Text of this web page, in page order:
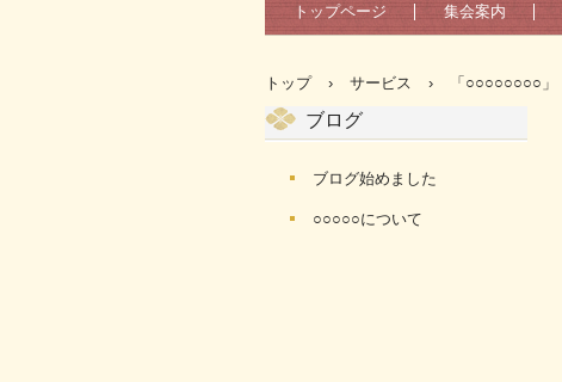
トップページ 集会案内
トップ › サービス › 「○○○○○○○○」
ブログ
ブログ始めました
○○○○○について